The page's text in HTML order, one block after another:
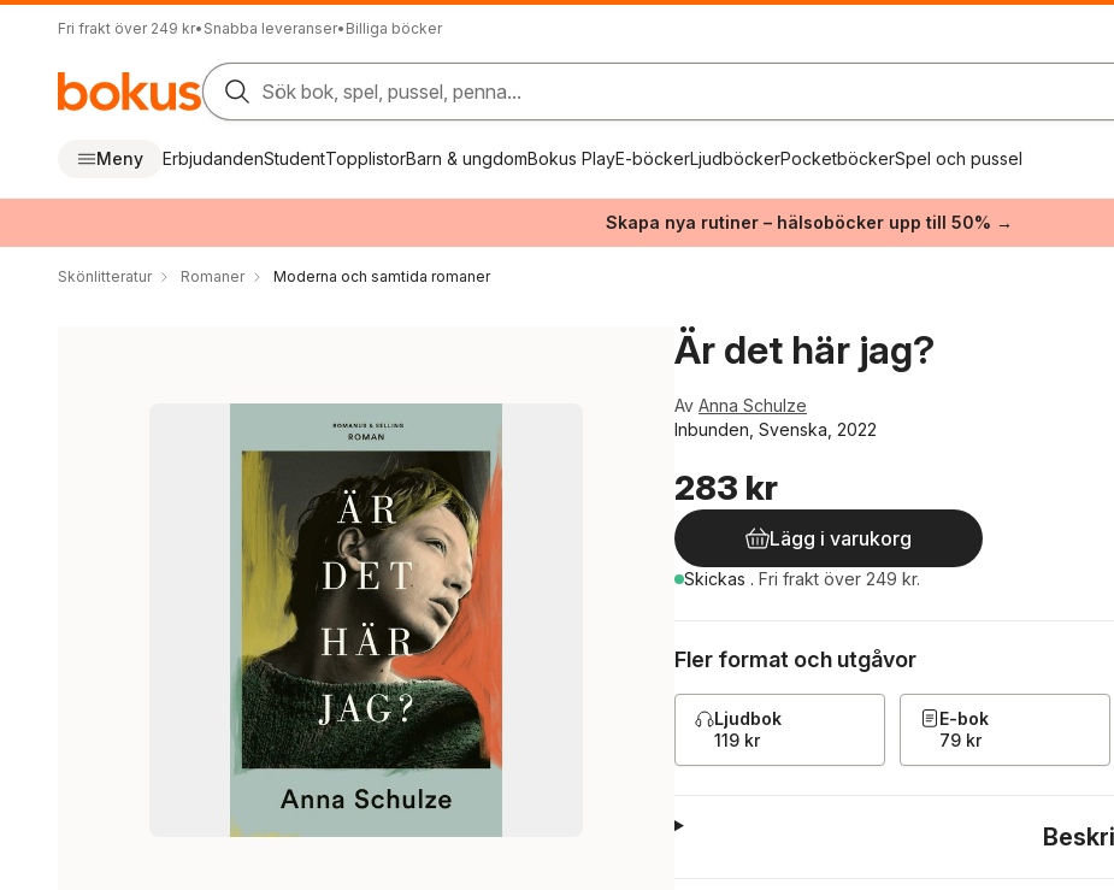
Fri frakt över 249 kr• Snabba leveranser• Billiga böcker
Sök bok, spel, pussel, penna...
Meny ErbjudandenStudentTopplistorBarn & ungdomBokus PlayE-böckerLjudböckerPocketböckerSpel och pussel
Skapa nya rutiner – hälsoböcker upp till 50% →
Skönlitteratur Romaner Moderna och samtida romaner
Är det här jag?
Av Anna Schulze
Inbunden, Svenska, 2022
283 kr
Lägg i varukorg
Skickas . Fri frakt över 249 kr.
Fler format och utgåvor
Ljudbok
119 kr
E-bok
79 kr